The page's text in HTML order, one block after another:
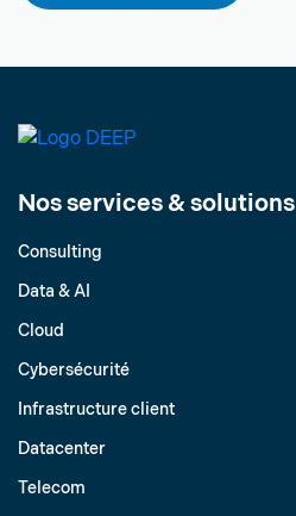
Nos services & solutions
Consulting
Data & AI
Cloud
Cybersécurité
Infrastructure client
Datacenter
Telecom